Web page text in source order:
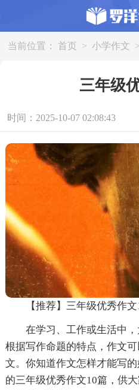
当前位置： 首页 > 小学作文 >
三年级
时间：2025-10-07 02:08:43
【推荐】三年级优秀作
在学习、工作或生活中
根据写作命题的特点，作文
文。你知道作文怎样才能写
的三年级优秀作文10篇，供